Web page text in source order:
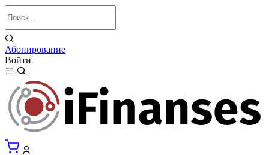
Абонирование
Войти